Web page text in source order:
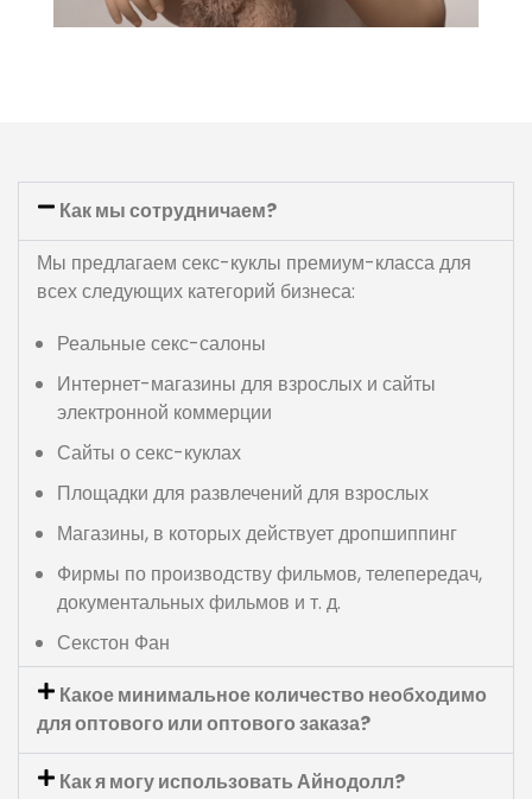
Как мы сотрудничаем?
Мы предлагаем секс-куклы премиум-класса для
всех следующих категорий бизнеса:
Реальные секс-салоны
Интернет-магазины для взрослых и сайты
электронной коммерции
Сайты о секс-куклах
Площадки для развлечений для взрослых
Магазины, в которых действует дропшиппинг
Фирмы по производству фильмов, телепередач,
документальных фильмов и т. д.
Секстон Фан
Какое минимальное количество необходимо
для оптового или оптового заказа?
Как я могу использовать Айнодолл?